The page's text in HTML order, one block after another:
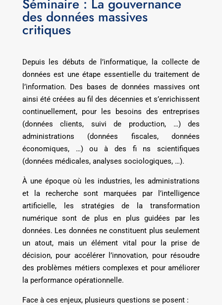
Séminaire : La gouvernance
des données massives
critiques
Depuis les débuts de l’informatique, la collecte de
données est une étape essentielle du traitement de
l’information. Des bases de données massives ont
ainsi été créées au fil des décennies et s’enrichissent
continuellement, pour les besoins des entreprises
(données clients, suivi de production, …) des
administrations (données fiscales, données
économiques, …) ou à des fi ns scientifiques
(données médicales, analyses sociologiques, …).
À une époque où les industries, les administrations
et la recherche sont marquées par l’intelligence
artificielle, les stratégies de la transformation
numérique sont de plus en plus guidées par les
données. Les données ne constituent plus seulement
un atout, mais un élément vital pour la prise de
décision, pour accélérer l’innovation, pour résoudre
des problèmes métiers complexes et pour améliorer
la performance opérationnelle.
Face à ces enjeux, plusieurs questions se posent :